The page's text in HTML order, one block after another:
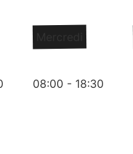
08:00 - 18:30